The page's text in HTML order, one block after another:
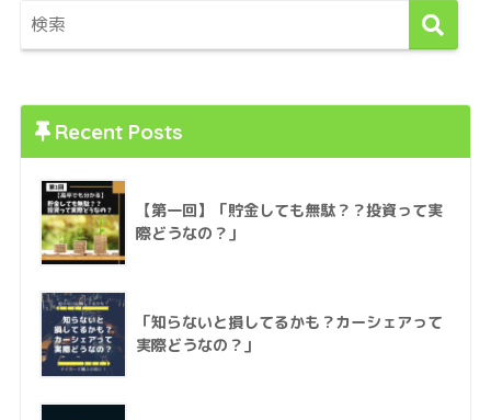
Recent Posts
【第一回】「貯金しても無駄？？投資って実
際どうなの？」
「知らないと損してるかも？カーシェアって
実際どうなの？」